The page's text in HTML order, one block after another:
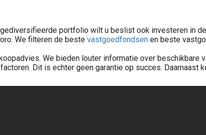
gediversifieerde portfolio wilt u beslist ook investeren in
We filteren de beste vastgoedfondsen en beste
We bieden louter informatie over beschikbare
Dit is echter geen garantie op succes. Daarnaast